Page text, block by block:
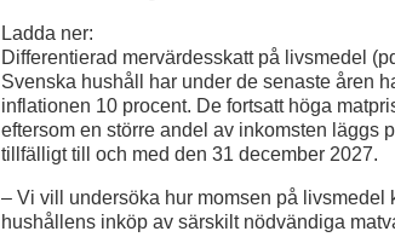
Ladda ner:
Differentierad mervärdesskatt på livsmedel
Svenska hushåll har under de senaste åren
inflationen 10 procent. De fortsatt höga
eftersom en större andel av inkomsten läggs
tillfälligt till och med den 31 december 2027.
– Vi vill undersöka hur momsen på livsmedel
hushållens inköp av särskilt nödvändiga